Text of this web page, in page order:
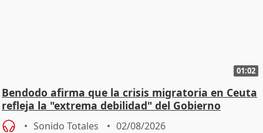
01:02
Bendodo afirma que la crisis migratoria en Ceuta
refleja la "extrema debilidad" del Gobierno
Sonido Totales 02/08/2026